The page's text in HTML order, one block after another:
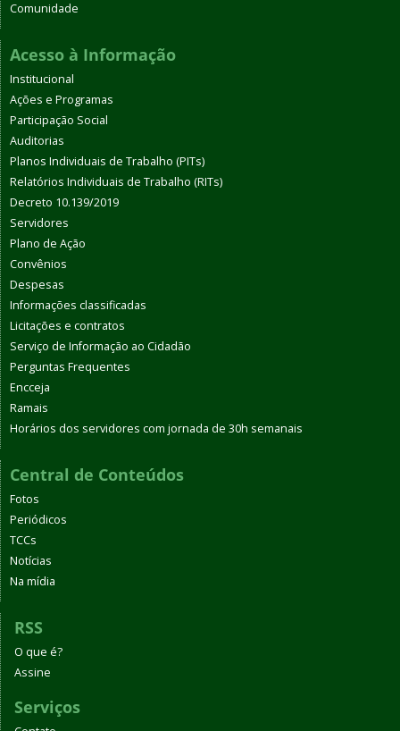
Comunidade
Acesso à Informação
Institucional
Ações e Programas
Participação Social
Auditorias
Planos Individuais de Trabalho (PITs)
Relatórios Individuais de Trabalho (RITs)
Decreto 10.139/2019
Servidores
Plano de Ação
Convênios
Despesas
Informações classificadas
Licitações e contratos
Serviço de Informação ao Cidadão
Perguntas Frequentes
Encceja
Ramais
Horários dos servidores com jornada de 30h semanais
Central de Conteúdos
Fotos
Periódicos
TCCs
Notícias
Na mídia
RSS
O que é?
Assine
Serviços